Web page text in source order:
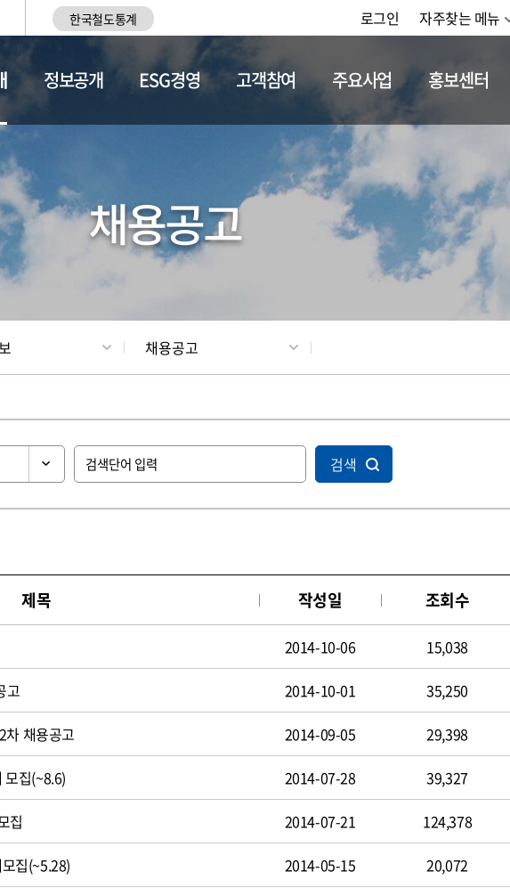
한국철도통계 로그인 자주찾는 메뉴
채용정보
정보공개 ESG경영 고객참여 주요사업 홍보센터
채용공고
채용공고
검색
제목 작성일 조회수
2014-10-06 15,038
고 2014-10-01 35,250
차 채용공고 2014-09-05 29,398
모집(~8.6) 2014-07-28 39,327
집 2014-07-21 124,378
집(~5.28) 2014-05-15 20,072